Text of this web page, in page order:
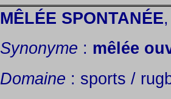
MÊLÉE SPONTANÉE
Synonyme : mêlée
Domaine : sports /